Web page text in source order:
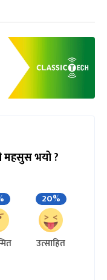
महसुस भयो ?
20%
उत्साहित